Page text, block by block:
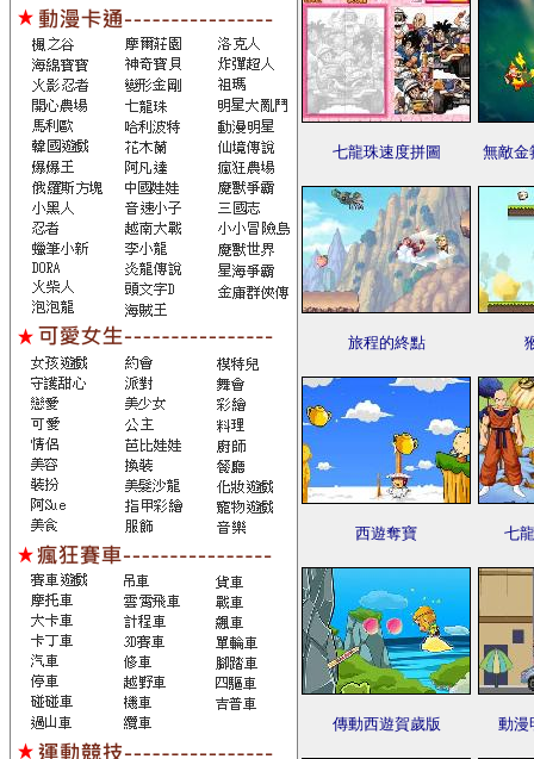
七龍珠速度拼圖 無敵金
旅程的終點
西遊奪寶 七
傳動西遊賀歲版 動漫